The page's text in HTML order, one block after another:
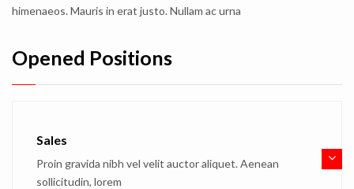
himenaeos. Mauris in erat justo. Nullam ac urna
Opened Positions
Sales
Proin gravida nibh vel velit auctor aliquet. Aenean
sollicitudin, lorem